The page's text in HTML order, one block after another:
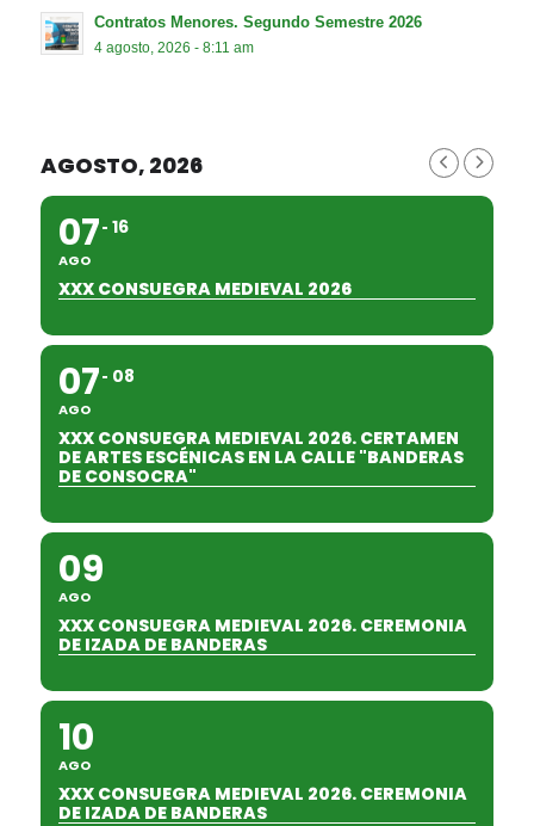
Contratos Menores. Segundo Semestre 2026
4 agosto, 2026 - 8:11 am
AGOSTO, 2026
07
AGO
16
XXX CONSUEGRA MEDIEVAL 2026
07
AGO
08
XXX CONSUEGRA MEDIEVAL 2026. CERTAMEN
DE ARTES ESCÉNICAS EN LA CALLE "BANDERAS
DE CONSOCRA"
09
AGO
XXX CONSUEGRA MEDIEVAL 2026. CEREMONIA
DE IZADA DE BANDERAS
10
AGO
XXX CONSUEGRA MEDIEVAL 2026. CEREMONIA
DE IZADA DE BANDERAS